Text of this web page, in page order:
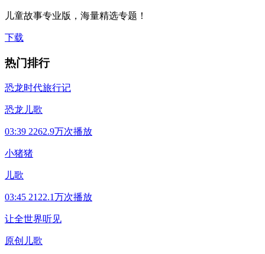
儿童故事专业版，海量精选专题！
下载
热门排行
恐龙时代旅行记
恐龙儿歌
03:39 2262.9万次播放
小猪猪
儿歌
03:45 2122.1万次播放
让全世界听见
原创儿歌